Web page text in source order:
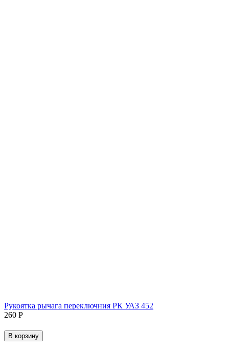
Рукоятка рычага переключния РК УАЗ 452
‍260‍ Р
В корзину